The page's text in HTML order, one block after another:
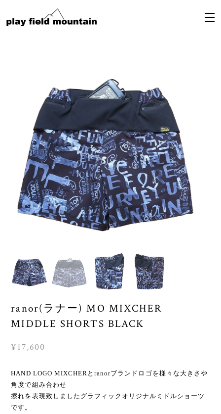
ranor(ラナー) MO MIXCHER
MIDDLE SHORTS BLACK
¥17,600
HAND LOGO MIXCHERとranorブランドロゴを様々な大きさや
角度で組み合わせ
擦れを表現致しましたグラフィックオリジナルミドルショーツ
です。